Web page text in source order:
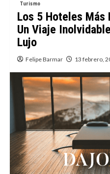
Turismo
Los 5 Hoteles Más
Un Viaje
Lujo
Felipe Barmar 13 febrero,